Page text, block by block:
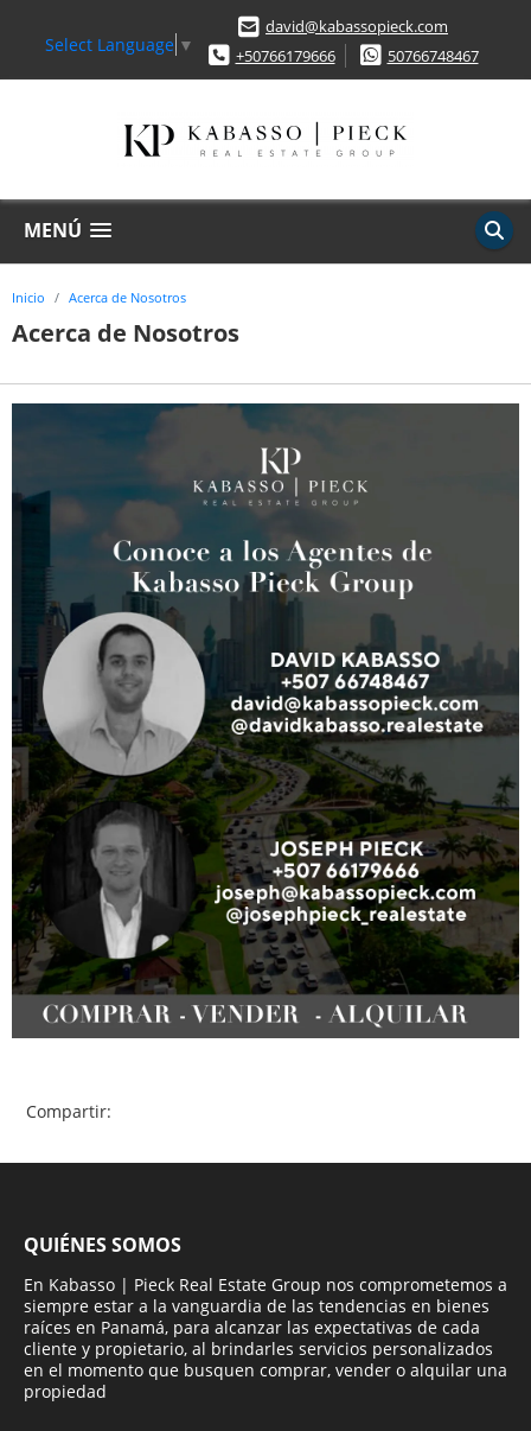
Select Language ▼
david@kabassopieck.com
+50766179666
50766748467
MENÚ
Inicio Acerca de Nosotros
Acerca de Nosotros
Compartir:
QUIÉNES SOMOS
En Kabasso | Pieck Real Estate Group nos comprometemos a
siempre estar a la vanguardia de las tendencias en bienes
raíces en Panamá, para alcanzar las expectativas de cada
cliente y propietario, al brindarles servicios personalizados
en el momento que busquen comprar, vender o alquilar una
propiedad